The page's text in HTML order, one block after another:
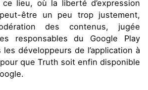
lieu, où la liberté d’expression
être un peu trop justement,
des contenus, jugée
responsables du Google Play
développeurs de l’application à
que Truth soit enfin disponible